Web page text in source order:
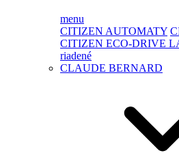
menu
CITIZEN AUTOMATY
CITIZEN ECO-DRIVE
riadené
CLAUDE BERNARD